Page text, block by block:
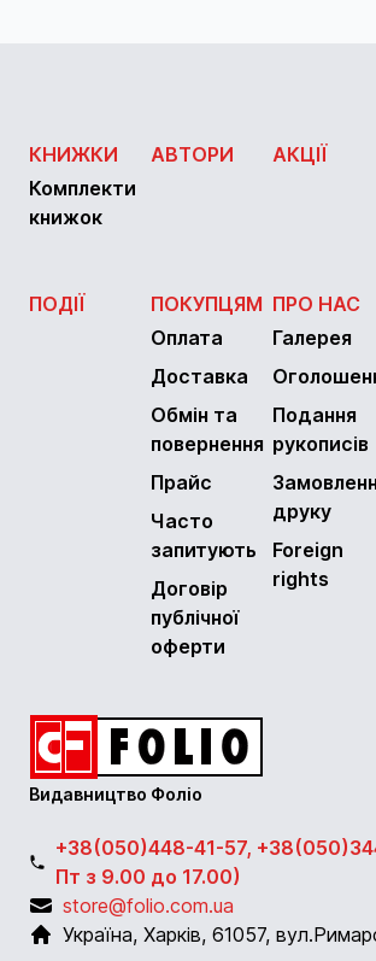
КНИЖКИ
Комплекти
книжок
АВТОРИ АКЦІЇ
ПОДІЇ
ПОКУПЦЯМ
Оплата
Доставка
Обмін та
повернення
Прайс
Часто
запитують
Договір
публічної
оферти
ПРО НАС
Галерея
Подання
рукописів
друку
Foreign
rights
Видавництво Фоліо
+38(050)448-41-57,
Пт з 9.00 до 17.00)
store@folio.com.ua
Україна, Харків, 61057,